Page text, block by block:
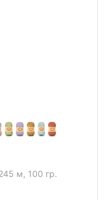
м, 100 гр.